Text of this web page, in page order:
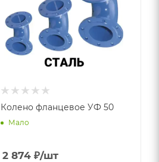
Колено фланцевое УФ 50
Мало
2 874 ₽/шт